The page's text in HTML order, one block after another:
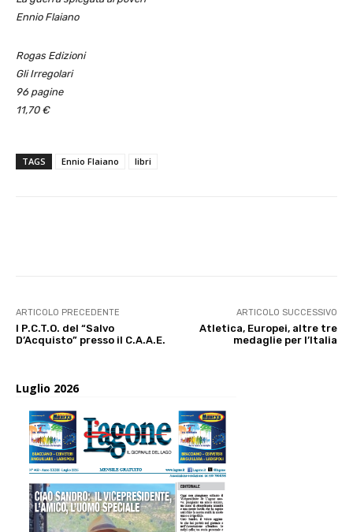
Ennio Flaiano
Rogas Edizioni
Gli Irregolari
96 pagine
11,70 €
TAGS Ennio Flaiano libri
ARTICOLO PRECEDENTE
I P.C.T.O. del “Salvo
D’Acquisto” presso il C.A.A.E.
ARTICOLO SUCCESSIVO
Atletica, Europei, altre tre
medaglie per l’Italia
Luglio 2026